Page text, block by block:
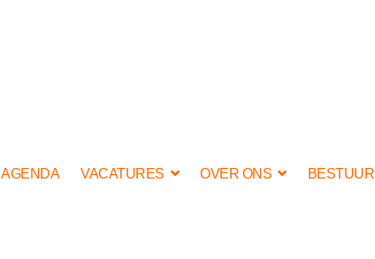
AGENDA VACATURES OVER ONS BESTUUR